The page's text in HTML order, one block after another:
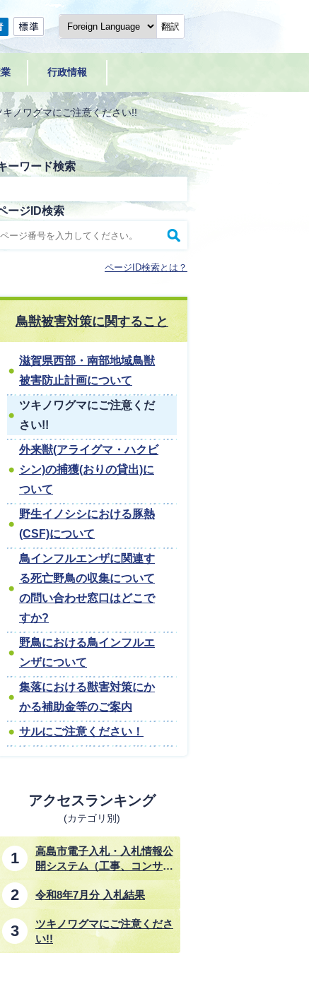
翻訳
行政情報
キノワグマにご注意ください!!
ーワード検索
ージID検索
ページID検索とは？
鳥獣被害対策に関すること
滋賀県西部・南部地域鳥獣
被害防止計画について
ツキノワグマにご注意くだ
さい!!
外来獣(アライグマ・ハクビ
シン)の捕獲(おりの貸出)に
ついて
野生イノシシにおける豚熱
(CSF)について
鳥インフルエンザに関連す
る死亡野鳥の収集について
の問い合わせ窓口はどこで
すか?
野鳥における鳥インフルエ
ンザについて
集落における獣害対策にか
かる補助金等のご案内
サルにご注意ください！
アクセスランキング
(カテゴリ別)
高島市電子入札・入札情報公
開システム（工事、コンサル
タント業務、物品・その他業
務）
令和8年7月分 入札結果
ツキノワグマにご注意くださ
い!!